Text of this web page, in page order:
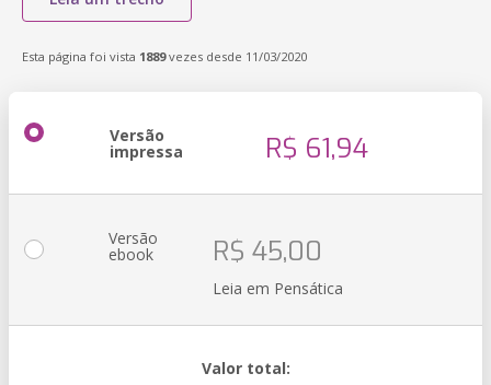
Esta página foi vista 1889vezes desde 11/03/2020
Versão
impressa R$ 61,94
Versão
ebook R$ 45,00
Leia em Pensática
Valor total: